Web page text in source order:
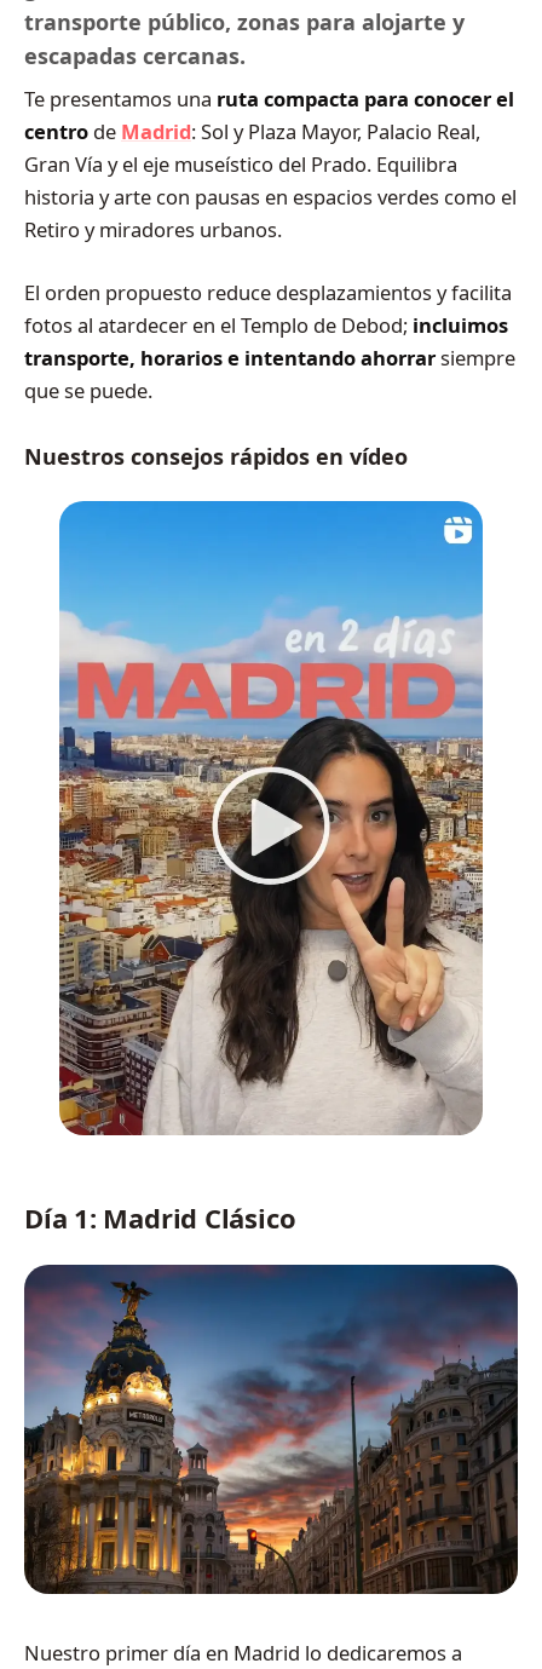
transporte público, zonas para alojarte y
escapadas cercanas.
Te presentamos una ruta compacta para conocer el
centro de Madrid: Sol y Plaza Mayor, Palacio Real,
Gran Vía y el eje museístico del Prado. Equilibra
historia y arte con pausas en espacios verdes como el
Retiro y miradores urbanos.
El orden propuesto reduce desplazamientos y facilita
fotos al atardecer en el Templo de Debod; incluimos
transporte, horarios e intentando ahorrarsiempre
que se puede.
Nuestros consejos rápidos en vídeo
Día 1: Madrid Clásico
Nuestro primer día en Madrid lo dedicaremos a